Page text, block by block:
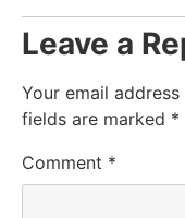
Leave a
Your email
fields are marked *
Comment *